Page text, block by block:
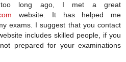
too long ago, I met a great
website. It has helped me
exams. I suggest that you contact
includes skilled people, if you
prepared for your examinations